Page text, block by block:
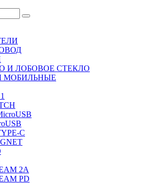
И ЛОБОВОЕ СТЕКЛО
МОБИЛЬНЫЕ
C
2A
PD